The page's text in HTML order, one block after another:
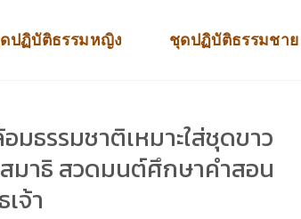
ปฏิบัติธรรมหญิง ชุดปฏิบัติธรรมชาย
ธรรมชาติเหมาะใส่ชุดขาว
มาธิ สวดมนต์ศึกษาคำสอน
จ้า